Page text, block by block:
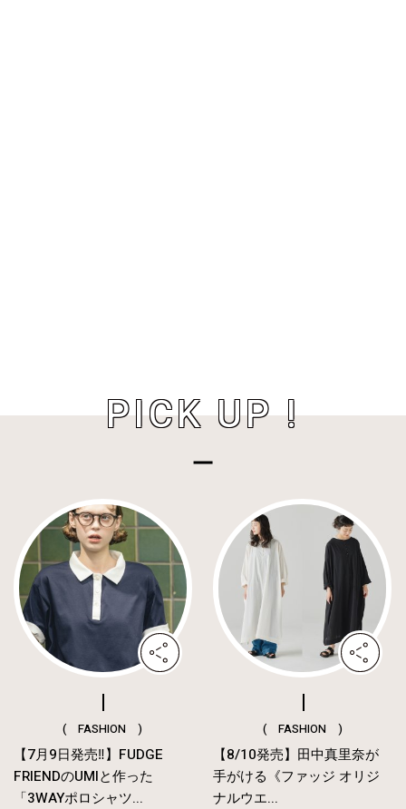
PICK UP !
( FASHION )
【7月9日発売‼︎】FUDGE
FRIENDのUMIと作った
「3WAYポロシャツ...
( FASHION )
【8/10発売】田中真里奈が
手がける《ファッジ オリジ
ナルウエ...